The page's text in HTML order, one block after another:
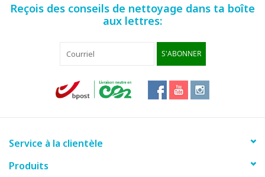
Reçois des conseils de nettoyage dans ta boîte
aux lettres:
S'ABONNER
Service à la clientèle
Produits